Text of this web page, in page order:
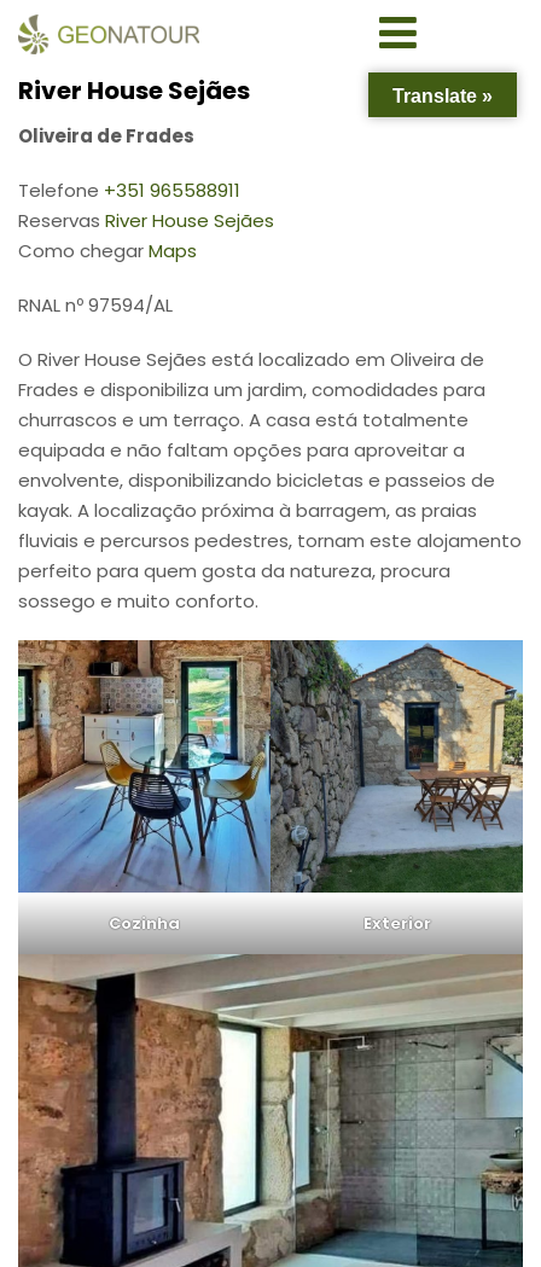
River House Sejães
Oliveira de Frades
Telefone +351 965588911
Reservas River House Sejães
Como chegarMaps
RNAL nº 97594/AL
O River House Sejães está localizado em Oliveira de
Frades e disponibiliza um jardim, comodidades para
churrascos e um terraço. A casa está totalmente
equipada e não faltam opções para aproveitar a
envolvente, disponibilizando bicicletas e passeios de
kayak. A localização próxima à barragem, as praias
fluviais e percursos pedestres, tornam este alojamento
perfeito para quem gosta da natureza, procura
sossego e muito conforto.
Cozinha Exterior
Translate »